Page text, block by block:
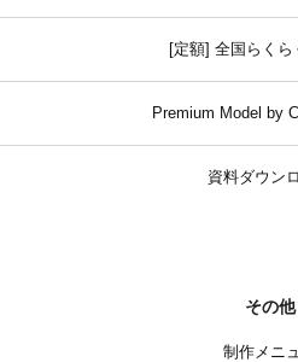
[定額] 全国らく
Premium Model by
資料ダウン
その他
制作メニ